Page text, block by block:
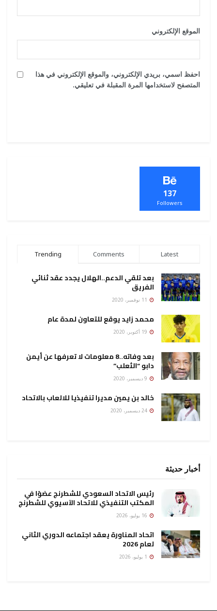
الموقع الإلكتروني
احفظ اسمي، بريدي الإلكتروني، والموقع الإلكتروني في هذا
المتصفح لاستخدامها المرة المقبلة في تعليقي.
137
Followers
Trending Comments Latest
بعد تلقي الدعم..الهلال يجدد عقد ثنائي
الفريق
محمد زايد يوقع للتعاون لمدة عام
بعد وفاته..8 معلومات لا تعرفها عن أيمن
دابو “الثعلب”
خالد بن يمين مديرا تنفيذيا للالعاب بالاتحاد
أخبار حديثة
رئيس الاتحاد السعودي للشطرنج عضوًا في
المكتب التنفيذي للاتحاد الآسيوي للشطرنج
اتحاد المناورة يعقد اجتماعه الدوري الثاني
لعام 2026